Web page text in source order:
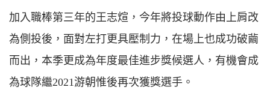
加入職棒第三年的王志煊，今年將投球動作由上肩改
為側投後，面對左打更具壓制力，在場上也成功破繭
而出，本季更成為年度最佳進步獎候選人，有機會成
為球隊繼2021游朝惟後再次獲獎選手。